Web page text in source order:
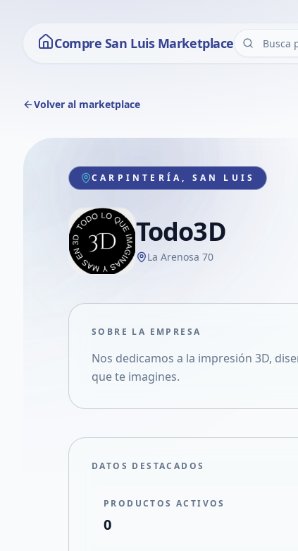
Compre San Luis Marketplace
Volver al marketplace
CARPINTERÍA, SAN LUIS
Todo3D
La Arenosa 70
SOBRE LA EMPRESA
Nos dedicamos a la impresión 3D,
que te imagines.
DATOS DESTACADOS
PRODUCTOS ACTIVOS
0